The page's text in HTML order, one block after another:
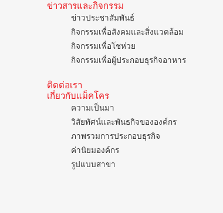
ข่าวสารและกิจกรรม
ข่าวประชาสัมพันธ์
กิจกรรมเพื่อสังคมและสิ่งแวดล้อม
กิจกรรมเพื่อโชห่วย
กิจกรรมเพื่อผู้ประกอบธุรกิจอาหาร
ติดต่อเรา
เกี่ยวกับแม็คโคร
ความเป็นมา
วิสัยทัศน์และพันธกิจขององค์กร
ภาพรวมการประกอบธุรกิจ
ค่านิยมองค์กร
รูปแบบสาขา